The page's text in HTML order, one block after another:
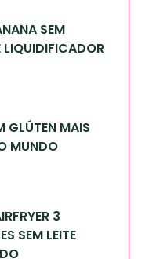
SEM
LIQUIDIFICADOR
GLÚTEN MAIS
MUNDO
3
SEM LEITE